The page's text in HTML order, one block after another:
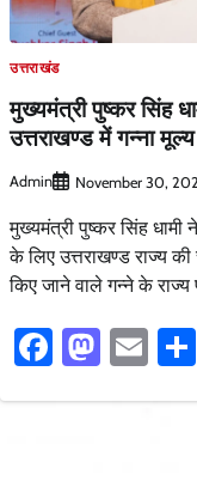
उत्तराखंड
मुख्यमंत्री पुष्कर सिंह
उत्तराखण्ड में गन्ना
Admin November 30,
मुख्यमंत्री पुष्कर सिंह
के लिए उत्तराखण्ड राज्य की
किए जाने वाले गन्ने के राज्य
Facebook